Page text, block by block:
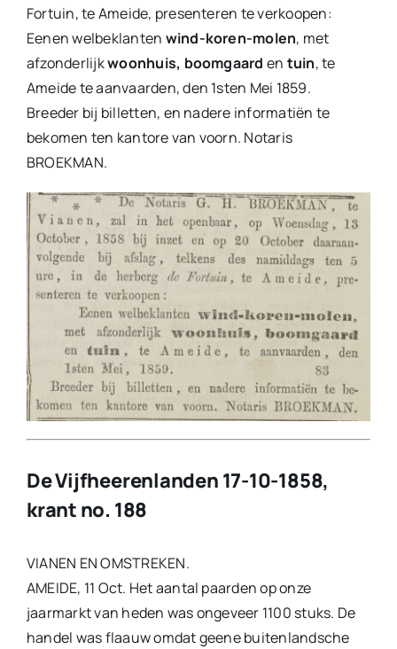
Fortuin, te Ameide, presenteren te verkoopen:
Eenen welbeklanten wind-koren-molen, met
afzonderlijkwoonhuis, boomgaard en tuin, te
Ameide te aanvaarden, den 1sten Mei 1859.
Breeder bij billetten, en nadere informatiën te
bekomen ten kantore van voorn. Notaris
BROEKMAN.
De Vijfheerenlanden 17-10-1858,
krant no. 188
VIANEN EN OMSTREKEN.
AMEIDE, 11 Oct. Het aantal paarden op onze
jaarmarkt van heden was ongeveer 1100 stuks. De
handel was flaauw omdat geene buitenlandsche